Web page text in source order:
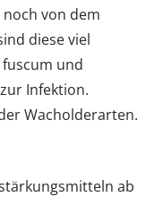
von dem
diese viel
und
Infektion.
Wacholderarten.
ab